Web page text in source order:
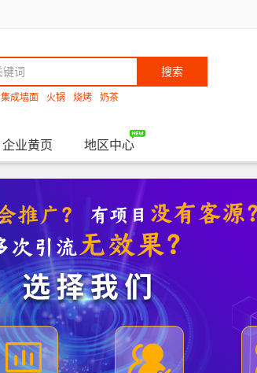
搜索
集成墙面 火锅 烧烤 奶茶
企业黄页 地区中心